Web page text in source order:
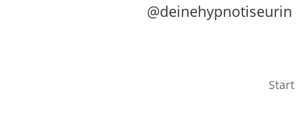
@deinehypnotiseurin
Start